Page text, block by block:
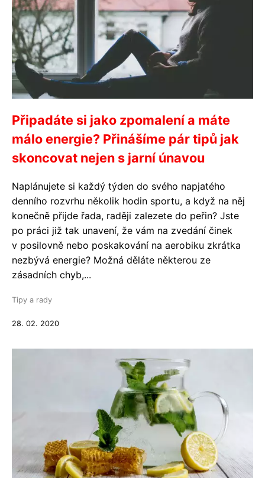
Připadáte si jako zpomalení a máte
málo energie? Přinášíme pár tipů jak
skoncovat nejen s jarní únavou
Naplánujete si každý týden do svého napjatého
denního rozvrhu několik hodin sportu, a když na něj
konečně přijde řada, raději zalezete do peřin? Jste
po práci již tak unavení, že vám na zvedání činek
v posilovně nebo poskakování na aerobiku zkrátka
nezbývá energie? Možná děláte některou ze
zásadních chyb,...
Tipy a rady
28. 02. 2020